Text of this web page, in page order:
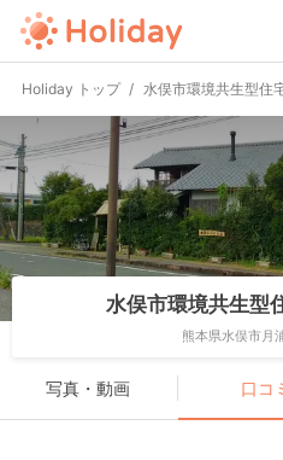
Holiday トップ 水俣市環境共生型住
水俣市環境共生型
熊本県水俣市月
写真・動画 口コ